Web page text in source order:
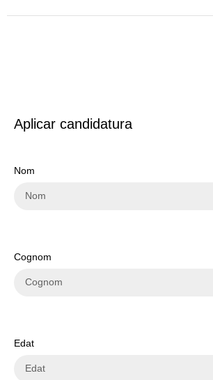
Aplicar candidatura
Nom
Cognom
Edat